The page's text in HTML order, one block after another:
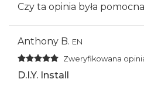
Czy ta opinia była
Anthony B. EN
Zweryfikowana
D.I.Y. Install